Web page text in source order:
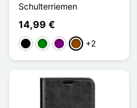
Schulterriemen
14,99 €
Schwarz
GrünViolettBraun
+2